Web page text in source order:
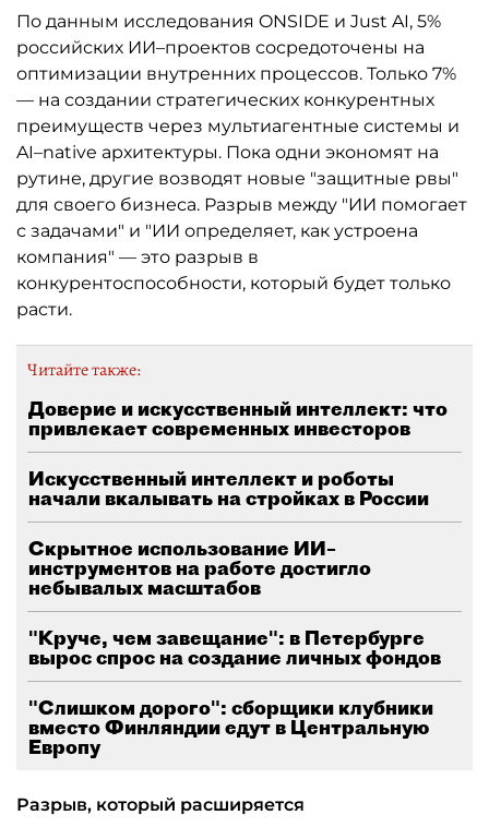
По данным исследования ONSIDE и Just AI, 5%
российских ИИ–проектов сосредоточены на
оптимизации внутренних процессов. Только 7%
— на создании стратегических конкурентных
преимуществ через мультиагентные системы и
AI–native архитектуры. Пока одни экономят на
рутине, другие возводят новые "защитные рвы"
для своего бизнеса. Разрыв между "ИИ помогает
с задачами" и "ИИ определяет, как устроена
компания" — это разрыв в
конкурентоспособности, который будет только
расти.
Читайте также:
Доверие и искусственный интеллект: что
привлекает современных инвесторов
Искусственный интеллект и роботы
начали вкалывать на стройках в России
Скрытное использование ИИ–
инструментов на работе достигло
небывалых масштабов
"Круче, чем завещание": в Петербурге
вырос спрос на создание личных фондов
"Слишком дорого": сборщики клубники
вместо Финляндии едут в Центральную
Европу
Разрыв, который расширяется